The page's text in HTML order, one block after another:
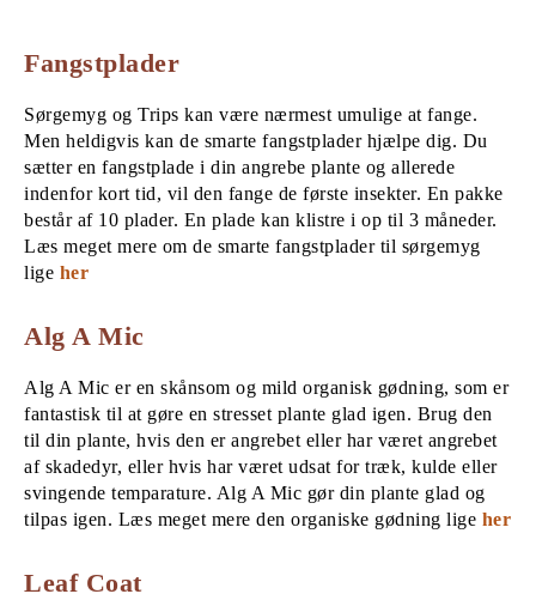
Fangstplader
Sørgemyg og Trips kan være nærmest umulige at fange.
Men heldigvis kan de smarte fangstplader hjælpe dig. Du
sætter en fangstplade i din angrebe plante og allerede
indenfor kort tid, vil den fange de første insekter. En pakke
består af 10 plader. En plade kan klistre i op til 3 måneder.
Læs meget mere om de smarte fangstplader til sørgemyg
lige her
Alg A Mic
Alg A Mic er en skånsom og mild organisk gødning, som er
fantastisk til at gøre en stresset plante glad igen. Brug den
til din plante, hvis den er angrebet eller har været angrebet
af skadedyr, eller hvis har været udsat for træk, kulde eller
svingende temparature. Alg A Mic gør din plante glad og
tilpas igen. Læs meget mere den organiske gødning lige her
Leaf Coat